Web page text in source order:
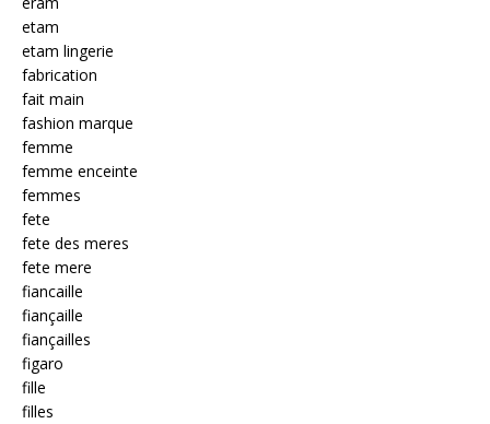
etam
etam lingerie
fabrication
fait main
fashion marque
femme
femme enceinte
femmes
fete
fete des meres
fete mere
fiancaille
fiançaille
fiançailles
figaro
fille
filles